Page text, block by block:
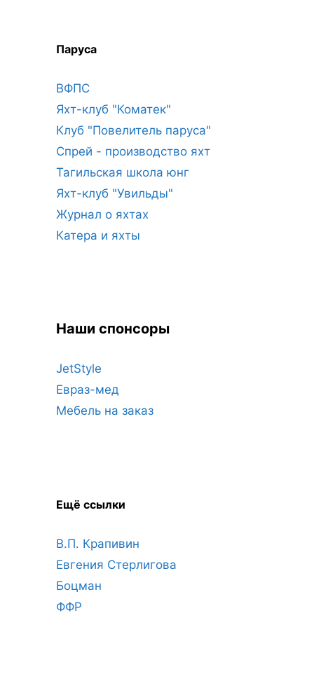
Паруса
ВФПС
Яхт-клуб "Коматек"
Клуб "Повелитель паруса"
Спрей - производство яхт
Тагильская школа юнг
Яхт-клуб "Увильды"
Журнал о яхтах
Катера и яхты
Наши спонсоры
JetStyle
Евраз-мед
Мебель на заказ
Ещё ссылки
В.П. Крапивин
Евгения Стерлигова
Боцман
ФФР